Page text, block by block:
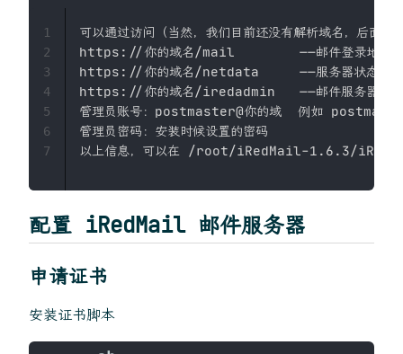
可以通过访问（当然，我们目前还没有解析域名，后面一
https://你的域名/mail        ——邮件登录地址
https://你的域名/netdata     ——服务器状态监控
https://你的域名/iredadmin   ——邮件服务器后
管理员账号：postmaster@你的域  例如
管理员密码：安装时候设置的密码
1
2
3
4
5
6
7
配置 iRedMail 邮件服务器
申请证书
安装证书脚本